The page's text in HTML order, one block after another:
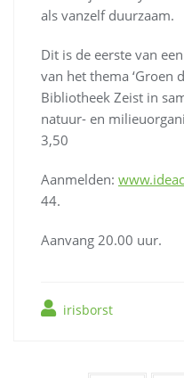
als vanzelf duurzaam.
Dit is de eerste van
van het thema ‘Groen
Bibliotheek Zeist in
natuur- en
3,50
Aanmelden:
44.
Aanvang 20.00 uur.
irisborst